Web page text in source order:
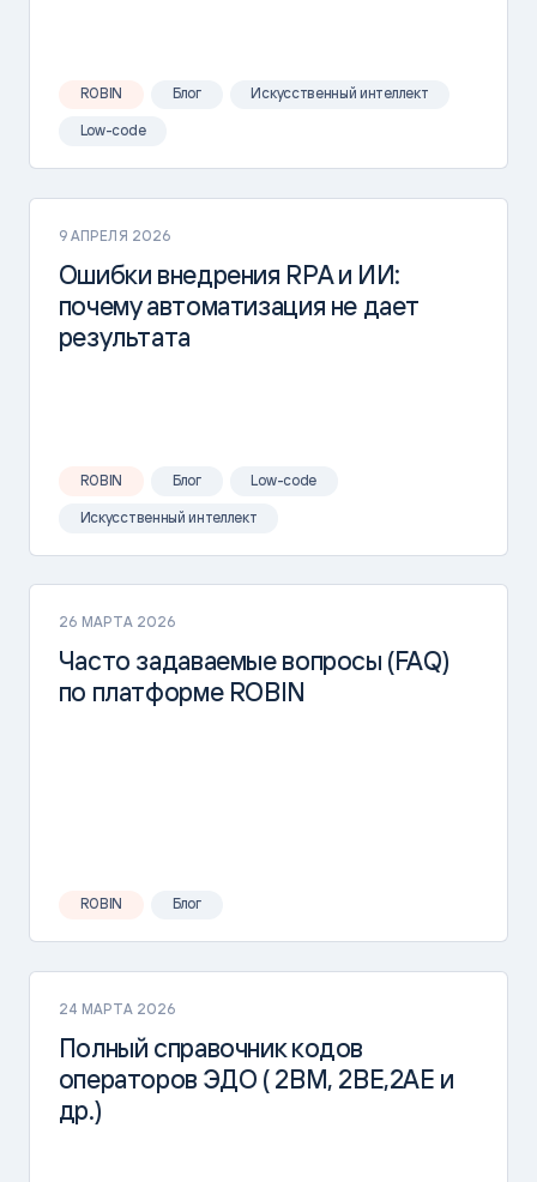
ROBIN Блог Искусственный интеллект
Low-code
9 АПРЕЛЯ 2026
Ошибки внедрения RPA и ИИ:
почему автоматизация не дает
результата
ROBIN Блог Low-code
Искусственный интеллект
26 МАРТА 2026
Часто задаваемые вопросы (FAQ)
по платформе ROBIN
ROBIN Блог
24 МАРТА 2026
Полный справочник кодов
операторов ЭДО ( 2BM, 2BE,2AE и
др.)